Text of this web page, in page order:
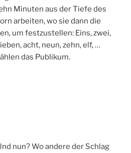
Minuten aus der Tiefe des
arbeiten, wo sie dann die
um festzustellen: Eins, zwei,
acht, neun, zehn, elf, …
das Publikum.
nun? Wo andere der Schlag